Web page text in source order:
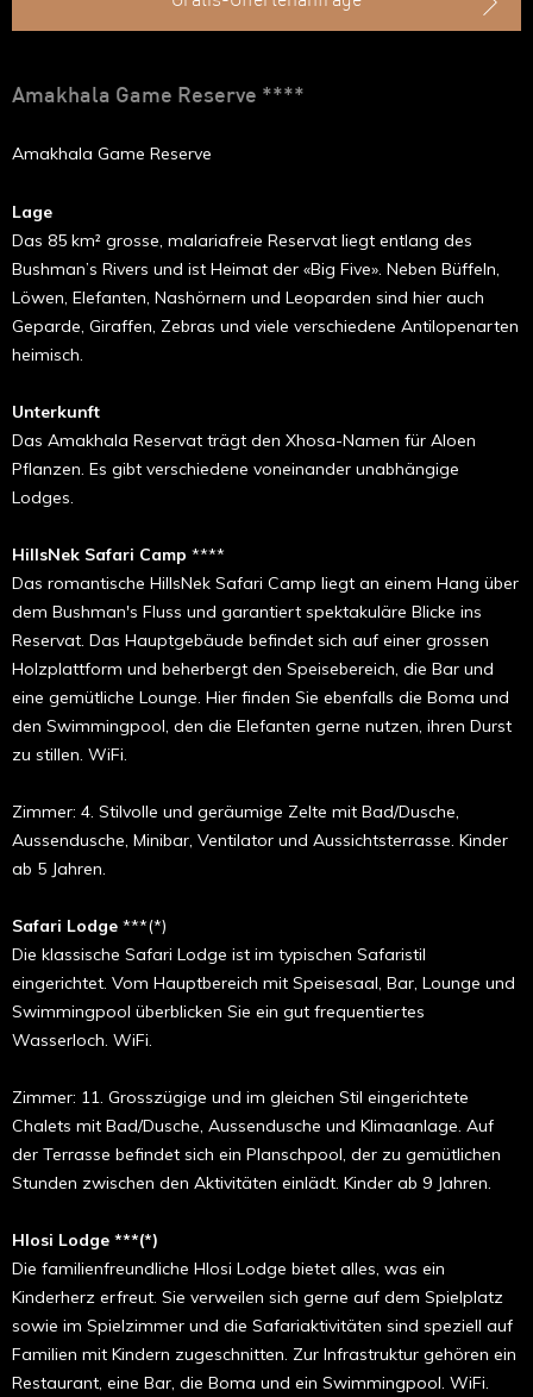
Amakhala Game Reserve ****
Amakhala Game Reserve
Lage
Das 85 km² grosse, malariafreie Reservat liegt entlang des
Bushman’s Rivers und ist Heimat der «Big Five». Neben Büffeln,
Löwen, Elefanten, Nashörnern und Leoparden sind hier auch
Geparde, Giraffen, Zebras und viele verschiedene Antilopenarten
heimisch.
Unterkunft
Das Amakhala Reservat trägt den Xhosa-Namen für Aloen
Pflanzen. Es gibt verschiedene voneinander unabhängige
Lodges.
HillsNek Safari Camp ****
Das romantische HillsNek Safari Camp liegt an einem Hang über
dem Bushman's Fluss und garantiert spektakuläre Blicke ins
Reservat. Das Hauptgebäude befindet sich auf einer grossen
Holzplattform und beherbergt den Speisebereich, die Bar und
eine gemütliche Lounge. Hier finden Sie ebenfalls die Boma und
den Swimmingpool, den die Elefanten gerne nutzen, ihren Durst
zu stillen. WiFi.
Zimmer: 4. Stilvolle und geräumige Zelte mit Bad/Dusche,
Aussendusche, Minibar, Ventilator und Aussichtsterrasse. Kinder
ab 5 Jahren.
Safari Lodge ***(*)
Die klassische Safari Lodge ist im typischen Safaristil
eingerichtet. Vom Hauptbereich mit Speisesaal, Bar, Lounge und
Swimmingpool überblicken Sie ein gut frequentiertes
Wasserloch. WiFi.
Zimmer: 11. Grosszügige und im gleichen Stil eingerichtete
Chalets mit Bad/Dusche, Aussendusche und Klimaanlage. Auf
der Terrasse befindet sich ein Planschpool, der zu gemütlichen
Stunden zwischen den Aktivitäten einlädt. Kinder ab 9 Jahren.
Hlosi Lodge ***(*)
Die familienfreundliche Hlosi Lodge bietet alles, was ein
Kinderherz erfreut. Sie verweilen sich gerne auf dem Spielplatz
sowie im Spielzimmer und die Safariaktivitäten sind speziell auf
Familien mit Kindern zugeschnitten. Zur Infrastruktur gehören ein
Restaurant, eine Bar, die Boma und ein Swimmingpool. WiFi.